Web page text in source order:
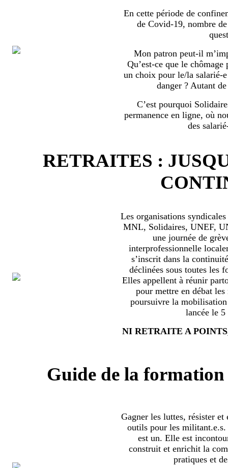
En cette période de
de Covid-19, nombre
Mon patron peut-il
Qu’est-ce que le
un choix pour le/la salarié-
danger ? Autant
C’est pourquoi
permanence en ligne, où
des
RETRAITES :
Les organisations
MNL, Solidaires, UNEF,
une journée de
interprofessionnelle
s’inscrit dans la
déclinées sous toutes les
Elles appellent à réunir
pour mettre en débat
poursuivre la
lancée le 5
NI RETRAITE A
Guide de la
Gagner les luttes, résister et
outils pour les
est un. Elle est
construit et enrichit la
pratiques et